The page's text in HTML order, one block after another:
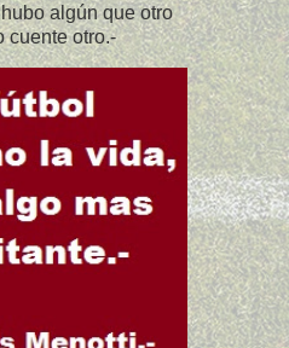
algún que otro
cuente otro.-